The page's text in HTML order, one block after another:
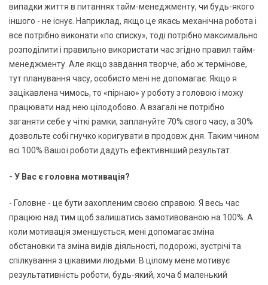
випадки життя в питаннях тайм-менеджменту, чи будь-якого
іншого - не існує. Наприклад, якщо це якась механічна робота і
все потрібно виконати «по списку», тоді потрібно максимально
розподілити і правильно використати час згідно правил тайм-
менеджменту. Але якщо завдання творче, або ж термінове,
тут планування часу, особисто мені не допомагає. Якщо я
зацікавлена чимось, то «пірнаю» у роботу з головою і можу
працювати над нею цілодобово. А взагалі не потрібно
заганяти себе у чіткі рамки, заплануйте 70% свого часу, а 30%
дозвольте собі гнучко коригувати в продовж дня. Таким чином
всі 100% Вашої роботи дадуть ефективніший результат.
- У Вас є головна мотивація?
- Головне - це бути захопленим своєю справою. Я весь час
працюю над тим щоб залишатись замотивованою на 100%. А
коли мотивація зменшується, мені допомагає зміна
обстановки та зміна видів діяльності, подорожі, зустрічі та
спілкування з цікавими людьми. В цілому мене мотивує
результативність роботи, будь-який, хоча б маленький